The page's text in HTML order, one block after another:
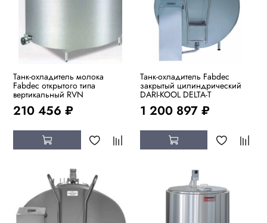
Танк-охладитель молока
Fabdec открытого типа
вертикальный RVN
210 456 ₽
Танк-охладитель Fabdec
закрытый цилиндрический
DARI-KOOL DELTA-T
1 200 897 ₽